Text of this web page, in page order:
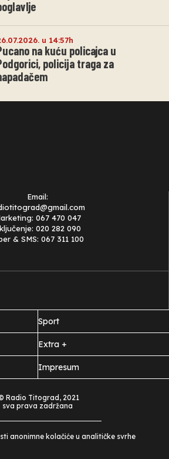
u 14:57h
na kuću policajca u
policija traga za
Email:
067 470 047
020 282 090
& SMS: 067 311 100
Sport
Extra +
Impresum
Radio Titograd, 2021
sva prava zadržana
anonimne kolačiće u analitičke svrhe